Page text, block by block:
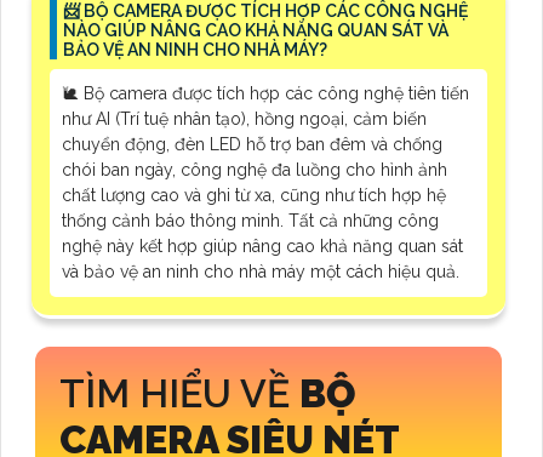
📨 BỘ CAMERA ĐƯỢC TÍCH HỢP CÁC CÔNG NGHỆ
NÀO GIÚP NÂNG CAO KHẢ NĂNG QUAN SÁT VÀ
BẢO VỆ AN NINH CHO NHÀ MÁY?
🐌 Bộ camera được tích hợp các công nghệ tiên tiến
như AI (Trí tuệ nhân tạo), hồng ngoại, cảm biến
chuyển động, đèn LED hỗ trợ ban đêm và chống
chói ban ngày, công nghệ đa luồng cho hình ảnh
chất lượng cao và ghi từ xa, cũng như tích hợp hệ
thống cảnh báo thông minh. Tất cả những công
nghệ này kết hợp giúp nâng cao khả năng quan sát
và bảo vệ an ninh cho nhà máy một cách hiệu quả.
TÌM HIỂU VỀ BỘ
CAMERA SIÊU NÉT